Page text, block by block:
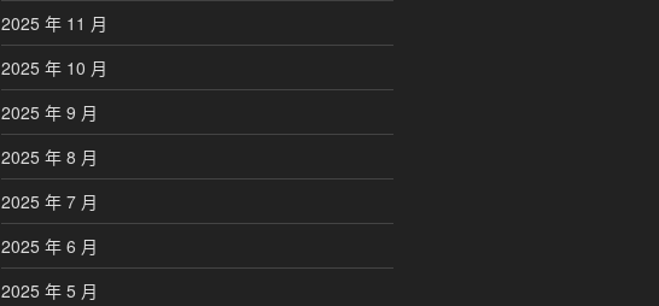
2025 年 11 月
2025 年 10 月
2025 年 9 月
2025 年 8 月
2025 年 7 月
2025 年 6 月
2025 年 5 月